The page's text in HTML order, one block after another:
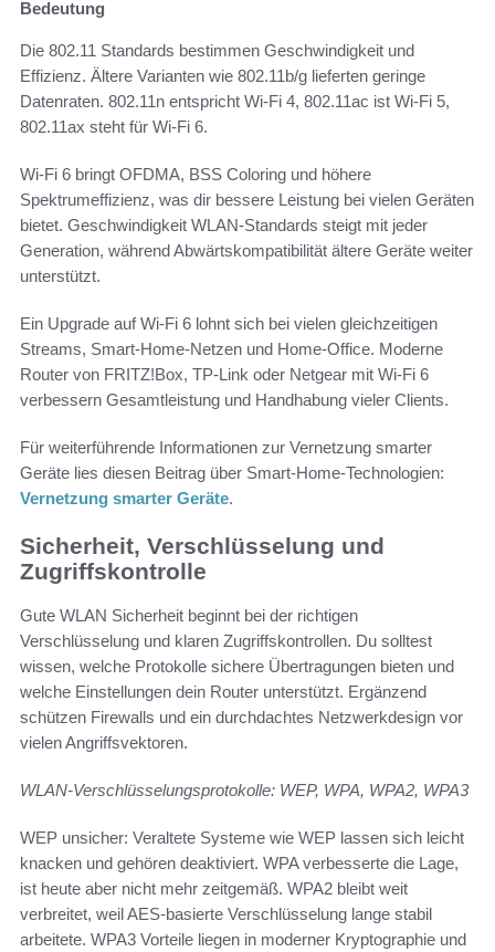
Bedeutung
Die 802.11 Standards bestimmen Geschwindigkeit und
Effizienz. Ältere Varianten wie 802.11b/g lieferten geringe
Datenraten. 802.11n entspricht Wi‑Fi 4, 802.11ac ist Wi‑Fi 5,
802.11ax steht für Wi‑Fi 6.
Wi‑Fi 6 bringt OFDMA, BSS Coloring und höhere
Spektrumeffizienz, was dir bessere Leistung bei vielen Geräten
bietet. Geschwindigkeit WLAN-Standards steigt mit jeder
Generation, während Abwärtskompatibilität ältere Geräte weiter
unterstützt.
Ein Upgrade auf Wi‑Fi 6 lohnt sich bei vielen gleichzeitigen
Streams, Smart‑Home‑Netzen und Home‑Office. Moderne
Router von FRITZ!Box, TP‑Link oder Netgear mit Wi‑Fi 6
verbessern Gesamtleistung und Handhabung vieler Clients.
Für weiterführende Informationen zur Vernetzung smarter
Geräte lies diesen Beitrag über Smart‑Home‑Technologien:
Vernetzung smarter Geräte.
Sicherheit, Verschlüsselung und
Zugriffskontrolle
Gute WLAN Sicherheit beginnt bei der richtigen
Verschlüsselung und klaren Zugriffskontrollen. Du solltest
wissen, welche Protokolle sichere Übertragungen bieten und
welche Einstellungen dein Router unterstützt. Ergänzend
schützen Firewalls und ein durchdachtes Netzwerkdesign vor
vielen Angriffsvektoren.
WLAN-Verschlüsselungsprotokolle: WEP, WPA, WPA2, WPA3
WEP unsicher: Veraltete Systeme wie WEP lassen sich leicht
knacken und gehören deaktiviert. WPA verbesserte die Lage,
ist heute aber nicht mehr zeitgemäß. WPA2 bleibt weit
verbreitet, weil AES-basierte Verschlüsselung lange stabil
arbeitete. WPA3 Vorteile liegen in moderner Kryptographie und